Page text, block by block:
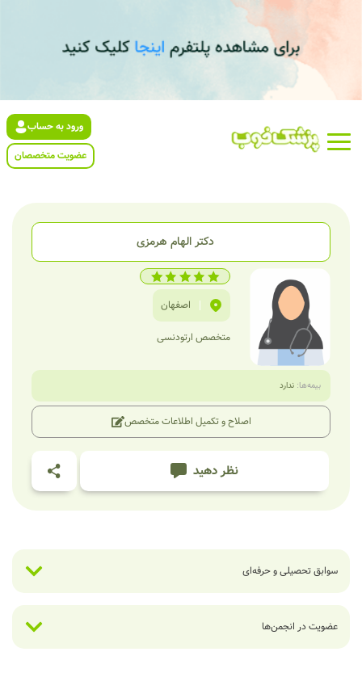
ورود به حساب
عضویت متخصصان
دکتر الهام هرمزی
| اصفهان
متخصص ارتودنسی
بیمه‌ها: ندارد
اصلاح و تکمیل اطلاعات متخصص
نظر دهید
سوابق تحصیلی و حرفه‌ای
عضویت در انجمن‌ها